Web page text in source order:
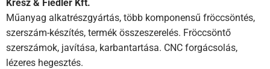
Kresz & Fiedler Kft.
Műanyag alkatrészgyártás, több komponensű fröccsöntés,
szerszám-készítés, termék összeszerelés. Fröccsöntő
szerszámok, javítása, karbantartása. CNC forgácsolás,
lézeres hegesztés.